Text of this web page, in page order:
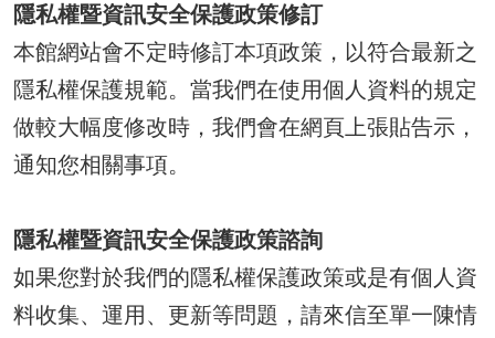
隱私權暨資訊安全保護政策修訂
本館網站會不定時修訂本項政策，以符合最新之
隱私權保護規範。當我們在使用個人資料的規定
做較大幅度修改時，我們會在網頁上張貼告示，
通知您相關事項。
隱私權暨資訊安全保護政策諮詢
如果您對於我們的隱私權保護政策或是有個人資
料收集、運用、更新等問題，請來信至單一陳情